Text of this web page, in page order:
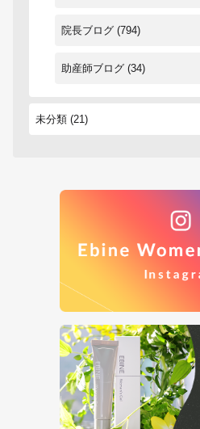
院長ブログ (794)
助産師ブログ (34)
未分類 (21)